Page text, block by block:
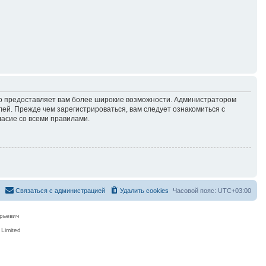
предоставляет вам более широкие возможности. Администратором
Прежде чем зарегистрироваться, вам следует ознакомиться с
со всеми правилами.
Часовой пояс: UTC+03:00
Удалить cookies
Связаться с администрацией